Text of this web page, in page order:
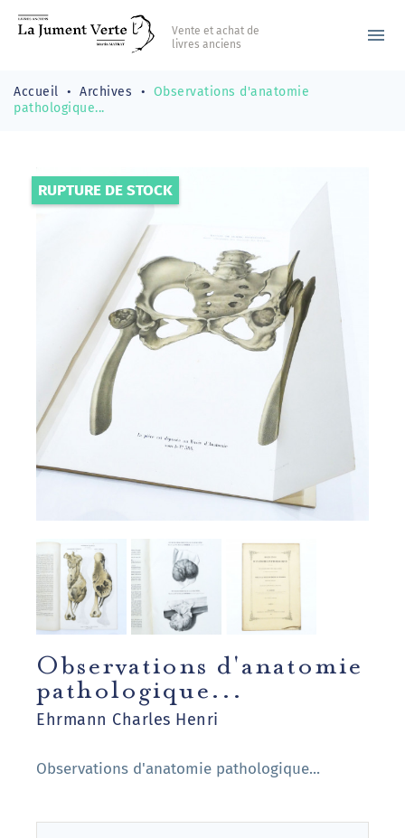
Vente et achat de
livres anciens
menu
Accueil Archives
Observations d'anatomie
pathologique...
RUPTURE DE STOCK
Observations d'anatomie
pathologique...
Ehrmann Charles Henri
Observations d'anatomie pathologique...